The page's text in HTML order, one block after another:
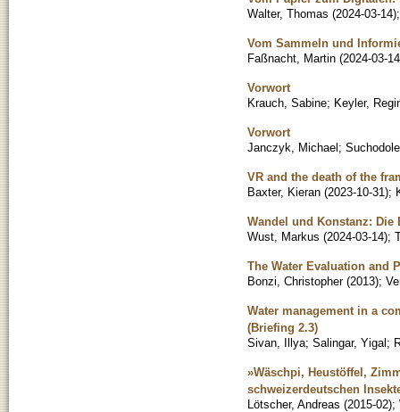
Walter, Thomas (2024-03-14)
Vom Sammeln und
Faßnacht, Martin (2024-03-14
Vorwort
Krauch, Sabine; Keyler,
Vorwort
Janczyk, Michael;
VR and the death of the
Baxter, Kieran (2023-10-31);
Wandel und Konstanz: Die
Wust, Markus (2024-03-14);
The Water Evaluation and
Bonzi, Christopher (2013);
Water management in a
(Briefing 2.3)
Sivan, Illya; Salingar, Yigal;
»Wäschpi, Heustöffel,
schweizerdeutschen
Lötscher, Andreas (2015-02);